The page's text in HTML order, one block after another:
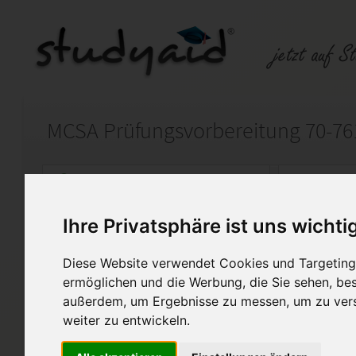
Ihre Privatsphäre ist uns
Diese Website verwendet Cookies und
ermöglichen und die Werbung, die Sie sehen,
außerdem, um Ergebnisse zu messen, um zu
weiter zu entwickeln.
Auf StudyAid.de verkaufen
Startseite Sonstiges
Querying Data with Transact-
IT-Pruefungen.ch-Unsere
Prüfungsvorbereitung zu
761（(Deutsch,Englisch)